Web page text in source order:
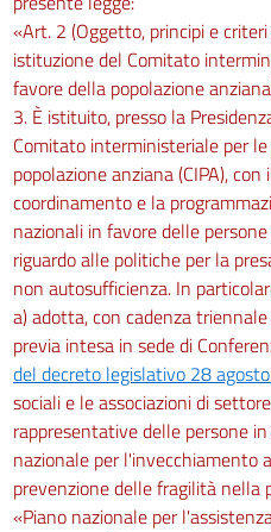
«Art. 2 (Oggetto, principi e
istituzione del Comitato
favore della popolazione
3. È istituito, presso la
Comitato interministeriale per
popolazione anziana (CIPA),
coordinamento e la
nazionali in favore delle
riguardo alle politiche per la
non autosufficienza. In
a) adotta, con cadenza
previa intesa in sede di
del decreto legislativo 28
sociali e le associazioni di
rappresentative delle persone
nazionale per l'invecchiamento
prevenzione delle fragilità nella
«Piano nazionale per